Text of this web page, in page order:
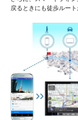
戻るときにも徒歩ルー